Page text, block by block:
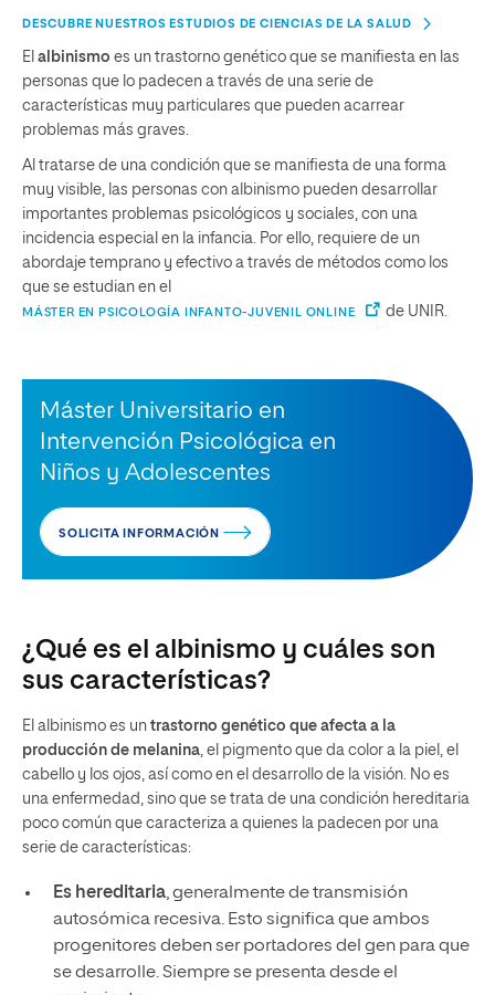
DESCUBRE NUESTROS ESTUDIOS DE CIENCIAS DE LA SALUD
El albinismo es un trastorno genético que se manifiesta en las
personas que lo padecen a través de una serie de
características muy particulares que pueden acarrear
problemas más graves.
Al tratarse de una condición que se manifiesta de una forma
muy visible, las personas con albinismo pueden desarrollar
importantes problemas psicológicos y sociales, con una
incidencia especial en la infancia. Por ello, requiere de un
abordaje temprano y efectivo a través de métodos como los
que se estudian en el
MÁSTER EN PSICOLOGÍA INFANTO-JUVENIL ONLINE de UNIR.
Máster Universitario en
Intervención Psicológica en
Niños y Adolescentes
SOLICITA INFORMACIÓN
¿Qué es el albinismo y cuáles son
sus características?
El albinismo es un trastorno genético que afecta a la
producción de melanina , el pigmento que da color a la piel, el
cabello y los ojos, así como en el desarrollo de la visión. No es
una enfermedad, sino que se trata de una condición hereditaria
poco común que caracteriza a quienes la padecen por una
serie de características:
Es hereditaria, generalmente de transmisión
autosómica recesiva. Esto significa que ambos
progenitores deben ser portadores del gen para que
se desarrolle. Siempre se presenta desde el